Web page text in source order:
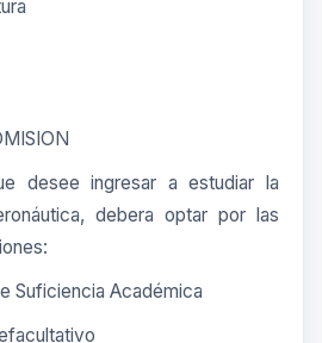
desee ingresar a estudiar la
debera optar por las
Suficiencia Académica